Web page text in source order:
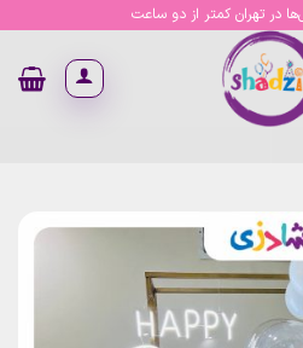
در تهران کمتر از دو ساعت